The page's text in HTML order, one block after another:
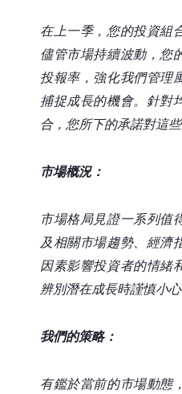
在上一季，您的投資組
儘管市場持續波動，您
投報率，強化我們管理
捕捉成長的機會。針對
合，您所下的承諾對這
市場概況：
市場格局見證一系列值
及相關市場趨勢、經濟
因素影響投資者的情緒
辨別潛在成長時謹慎小心
我們的策略：
有鑑於當前的市場動態